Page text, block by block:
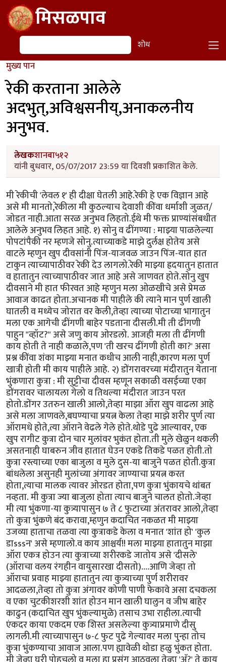
Skip to main contentमिसळपाव
शोध शोध
मुख्य पान
रेकी करताना आलेले
अदभुत्,अविश्वसनीय्,अनाकलनीय
अनुभव.
लेखकशानबा५१२
यांनी बुधवार, 05/07/2017 23:59 या दिवशी प्रकाशित केले.
मी रेकीची 'लेवल १' ही दीक्षा घेतली आहे.रेकी हे एक विज्ञान आहे
असे मी मानतो,रेकीला मी कुठल्याच देवाशी कींवा धर्माशी जुळत/
जोडत नाही.आता सरळ अनुभव लिहतो.ईथे मी फक्त प्राण्यांसंबधीत
आलेले अनुभव लिहत आहे. १) सोनु व ढींगण्या : माझ्या पाळलेल्या
पोपटांपैकी नर म्हणजे सोनु.त्याच्याकडे माझे दुर्लक्ष होतेय असे
वाटले म्हणुन खुप दीवसांनी पिंज-याजवळ जाउन पिंज-यात हात
टाकुन त्याच्यापाठीवर रेकी देउ लागलो.रेकी माझ्या ह्रदयातुन हातात
व हातातुन त्याच्यापाठीवर जात आहे असे जाणवत होते.सोनु खुप
दीवसाने मी हात फीरवत आहे म्हणुन मला ओळखीचे असे प्रेमळ
आवाज काढत होता.अचानक मी पाहीले की त्याने मान पुर्ण खाली
घातली व मध्येच जोरात वर केली,तेव्हा त्याच्या पोटाच्या भागातुन
मला एक आगेची ढींगणी बाहेर पडताना दीसली.मी ती ढींगणी
पाहुन "व्हॉट?" असे जणु काय ओरडलो. आजही मला ती ढींगणी
काय होती ते नाही कळाले,पण 'ती खरच ढींगणी होती का?' असा
प्रश्न कींवा शंका माझ्या मनात कधीच आली नाही,कारण मला पुर्ण
खात्री होती मी काय पाहीले आहे. २) डोंगरावरच्या मंदीरातुन येताना
भुंकणारा कुत्रा : मी सुट्टीचा दीवस म्हणून सकाळी वसईच्या एका
डोंगरावर चालायला गेलो व तिथल्या मंदीरात जाउन परत
होतो.डोंगर उतरुन खाली आलो,तेव्हा माझा ऑरा खुप वाढला आहे
असे मला जाणवले,बघण्याचा प्रयत्न केला तेव्हा माझे शरीर पुर्ण त्या
ऑरामधे होते,त्या ऑराने वेढले गेले होते.थोडे पुढे आल्यावर, एक
खुप रागीट कुत्रा दोन चार मुलांवर भुकंत होता.ती मुले खेळुन थकली
असतनाही घाबरुन जीव हातात घेउन एकडे तिकडे पळत होती.तो
कुत्रा रस्त्याच्या एका बाजुला व मुले दुस-या बाजुने पळत होती.कुत्रा
बांधलेला असुनही मुलांच्या अंगावर जाण्याचा प्रयत्न करत
होता,त्याचा मालक त्यावर ओरडत होता,पण कुत्रा भुंकायचे थांबत
नव्हता. मी कुत्रा ज्या बाजुला होता त्याच बाजुने चालत होतो.जेव्हा
मी त्या भुंकणा-या कुत्र्यापासुन ७ ते ८ फुटाच्या अंतरावर आलो,तेव्हा
तो कुत्रा भुंकणे बंद करावा,म्हणुन कदाचित नकळत मी माझ्या
उजव्या हाताचा तळवा त्या कुत्राकडे केला व मनात 'शांत हो' 'कुल
डाsssन' असे म्हणालो.व काय आश्चर्य!! मला माझ्या हातातुन माझा
ऑरा एकत्र होउन त्या कुत्राच्या शरीरकडे जातोय असे 'दीसले'
(ऑराचा वलय रंगहीन वायुसारखा दीसतो)....आणि जेव्हा तो
ऑराचा प्रवाह माझ्या हातातुन त्या कुत्र्याच्या पुर्ण शरीरावर
आदळला,तेव्हा तो कुत्रा अंगावर कोणी पाणी फेकावे असा दचकला
व एका चुटकीशरशी शांत होउन मान खाली घालुन व जीभ बाहेर
काढुन (कदाचित खुप भुंकल्यामुळे) तसाच उभा राहीला.त्याची
एंकदर काया एकदम एक शिस्त असलेल्या कुत्र्याप्रमाणे दीसु
लागली.मी त्याच्यापासुन ७-८ फुट पुढे गेल्यावर मला पुन्हा तोच
कुत्रा भुंकण्याचा आवाज आला.पण ह्यावेळी थोडा हळु भुंकत होता.